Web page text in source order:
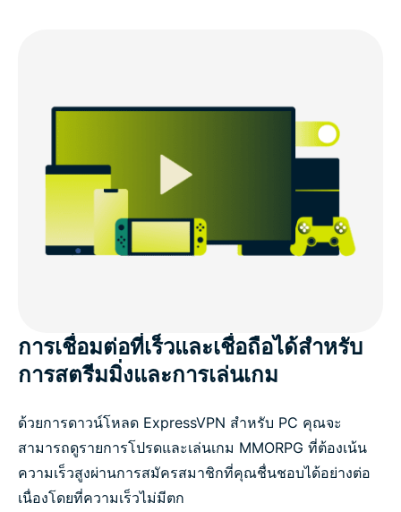
การเชื่อมต่อที่เร็วและเชื่อถือได้สำหรับ
การสตรีมมิ่งและการเล่นเกม
ด้วยการดาวน์โหลด ExpressVPN สำหรับ PC คุณจะ
สามารถดูรายการโปรดและเล่นเกม MMORPG ที่ต้องเน้น
ความเร็วสูงผ่านการสมัครสมาชิกที่คุณชื่นชอบได้อย่างต่อ
เนื่องโดยที่ความเร็วไม่มีตก